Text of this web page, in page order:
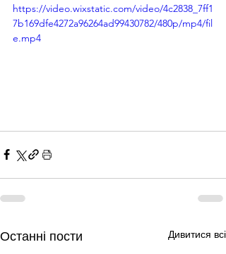
https://video.wixstatic.com/video/4c2838_7ff1
7b169dfe4272a96264ad99430782/480p/mp4/fil
e.mp4
Останні пости Дивитися всі